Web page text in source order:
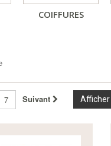
COIFFURES
7 Suivant